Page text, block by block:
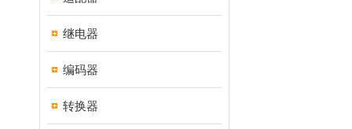
继电器
编码器
转换器